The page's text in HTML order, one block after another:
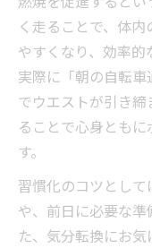
く走ることで、体
やすくなり、効率的
実際に「朝の自転
でウエストが引き
ることで心身とも
す。
習慣化のコツとし
や、前日に必要な
た、気分転換にお